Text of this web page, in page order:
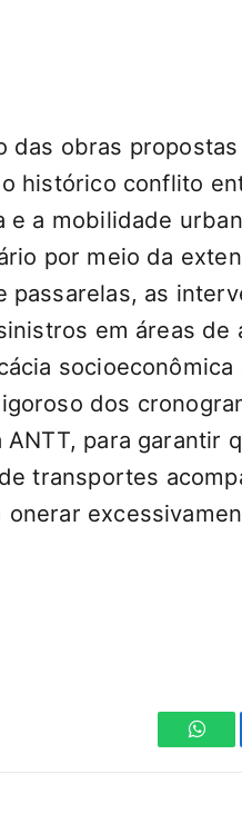
das obras
histórico conflito
e a mobilidade
por meio da
passarelas, as
em áreas de
dos
ANTT, para garantir
transportes
onerar